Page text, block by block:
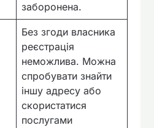
заборонена.
Без згоди власника
реєстрація
неможлива. Можна
спробувати знайти
іншу адресу або
скористатися
послугами